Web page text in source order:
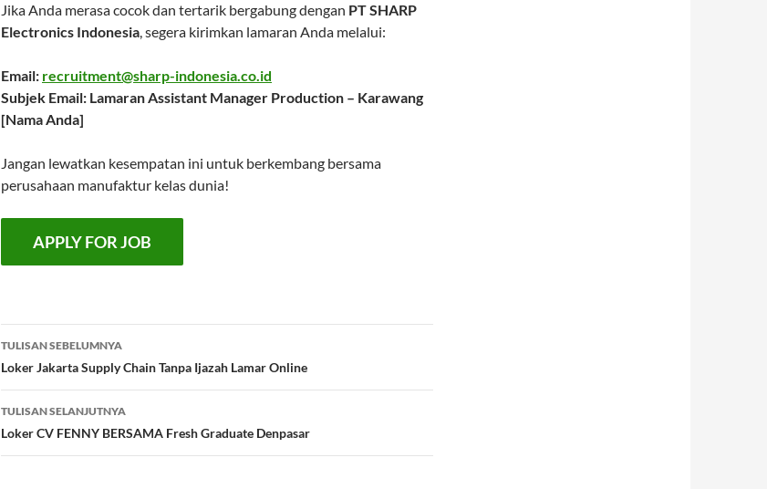
Jika Anda merasa cocok dan tertarik bergabung dengan PT SHARP
Electronics Indonesia, segera kirimkan lamaran Anda melalui:
Email: recruitment@sharp-indonesia.co.id
Subjek Email: Lamaran Assistant Manager Production – Karawang
[Nama Anda]
Jangan lewatkan kesempatan ini untuk berkembang bersama
perusahaan manufaktur kelas dunia!
Navigasi
Tulisan
TULISAN SEBELUMNYA
Loker Jakarta Supply Chain Tanpa Ijazah Lamar Online
TULISAN SELANJUTNYA
Loker CV FENNY BERSAMA Fresh Graduate Denpasar